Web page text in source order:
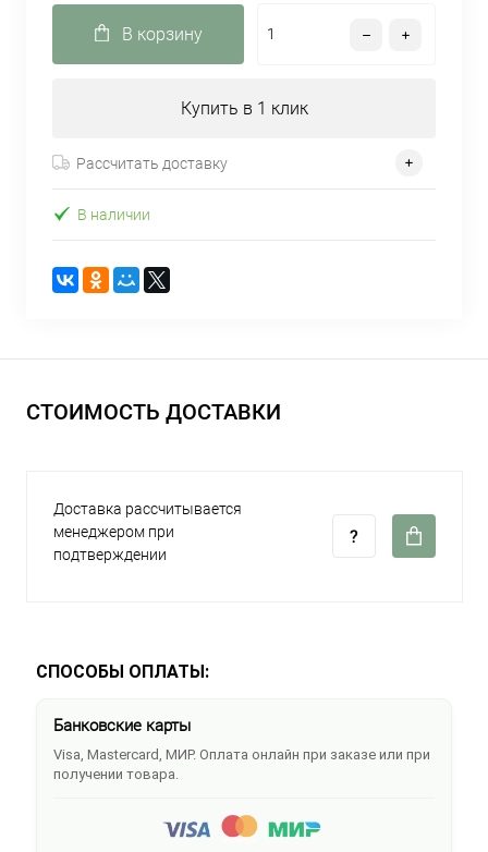
В корзину
Купить в 1 клик
Рассчитать доставку
В наличии
СТОИМОСТЬ ДОСТАВКИ
Доставка рассчитывается
менеджером при
подтверждении
СПОСОБЫ ОПЛАТЫ:
Банковские карты
Visa, Mastercard, МИР. Оплата онлайн при заказе или при
получении товара.